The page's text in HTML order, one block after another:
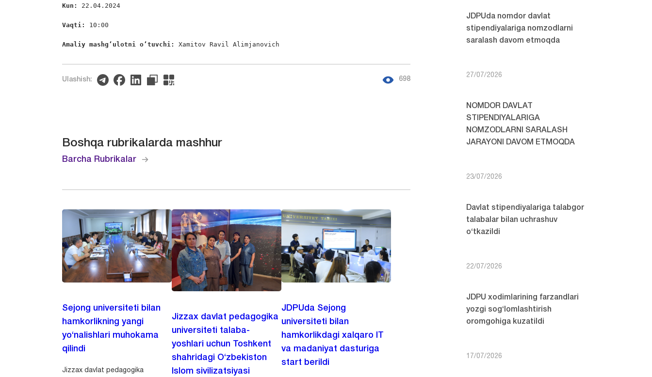
Kun: 22.04.2024
Vaqti: 10:00
Amaliy mashgʻulotni oʻtuvchi: Xamitov Ravil Alimjanovich
Ulashish: 698
Boshqa rubrikalarda mashhur
Barcha Rubrikalar
Sejong universiteti bilan
hamkorlikning yangi
yo‘nalishlari muhokama
qilindi
Jizzax davlat pedagogika
Jizzax davlat pedagogika
universiteti talaba-
yoshlari uchun Toshkent
shahridagi O‘zbekiston
Islom sivilizatsiyasi
JDPUda Sejong
universiteti bilan
hamkorlikdagi xalqaro IT
va madaniyat dasturiga
start berildi
JDPUda nomdor davlat
stipendiyalariga nomzodlarni
saralash davom etmoqda
27/07/2026
NOMDOR DAVLAT
STIPENDIYALARIGA
NOMZODLARNI SARALASH
JARAYONI DAVOM ETMOQDA
23/07/2026
Davlat stipendiyalariga talabgor
talabalar bilan uchrashuv
o‘tkazildi
22/07/2026
JDPU xodimlarining farzandlari
yozgi sog‘lomlashtirish
oromgohiga kuzatildi
17/07/2026